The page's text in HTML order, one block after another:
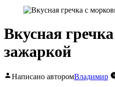
Вкусная
зажаркой
Написано авторомВладимир